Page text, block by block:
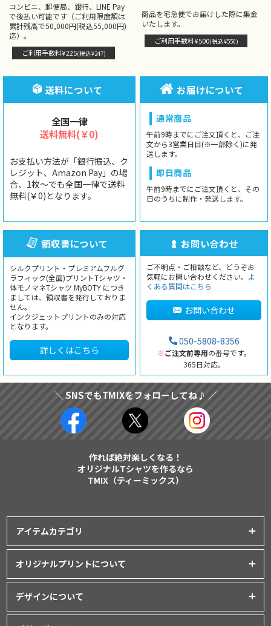
コンビニ、郵便局、銀行、LINE Pay
で後払い可能です（ご利用限度額は
累計残高で50,000円(税込55,000円)
迄）。
ご利用手数料¥225(税込¥247)
商品を宅急便でお届けした際に集金
いたします。
ご利用手数料¥500(税込¥550)
送料について
全国一律
送料無料(￥0)
お支払い方法が「銀行振込、ク
レジット、Amazon Pay」の場
合、1枚〜でも全国一律で送料
無料(￥0)となります。
お届けについて
通常商品
午前9時までにご注文頂くと、ご注
文から3営業日目(※一部除く)に発
送します。
即日商品
午前9時までにご注文頂くと、その
日のうちに制作・発送します。
領収書について
シルクプリント・プレミアムフルグ
ラフィック(全面)プリントTシャツ・
体モノマネTシャツ MyBOTY につき
ましては、領収書を発行しておりま
せん。
インクジェットプリントのみの対応
となります。
詳しくはこちら
お問い合わせ
ご不明点・ご相談など、どうぞお
気軽にお問い合わせください。 よ
くある質問はこちら
お問い合わせ
050-5808-8356
※ご注文前専用の番号です。
365日対応。
＼ SNSでもTMIXをフォローしてね♪ ／
作れば絶対楽しくなる！
オリジナルTシャツを作るなら
TMIX（ティーミックス）
アイテムカテゴリ
ポロシャツ│ スポーツウェア
パーカー・スウェット│ベビー服
オリジナルプリントについて
デザインについて